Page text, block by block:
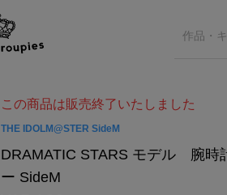
この商品は販売終了いたしました
THE IDOLM@STER SideM
DRAMATIC STARS モデル 腕時
ー SideM